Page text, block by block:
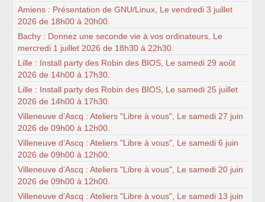
Amiens : Présentation de GNU/Linux, Le vendredi 3 juillet
2026 de 18h00 à 20h00.
Bachy : Donnez une seconde vie à vos ordinateurs, Le
mercredi 1 juillet 2026 de 18h30 à 22h30.
Lille : Install party des Robin des BIOS, Le samedi 29 août
2026 de 14h00 à 17h30.
Lille : Install party des Robin des BIOS, Le samedi 25 juillet
2026 de 14h00 à 17h30.
Villeneuve d’Ascq : Ateliers "Libre à vous", Le samedi 27 juin
2026 de 09h00 à 12h00.
Villeneuve d’Ascq : Ateliers "Libre à vous", Le samedi 6 juin
2026 de 09h00 à 12h00.
Villeneuve d’Ascq : Ateliers "Libre à vous", Le samedi 20 juin
2026 de 09h00 à 12h00.
Villeneuve d’Ascq : Ateliers "Libre à vous", Le samedi 13 juin